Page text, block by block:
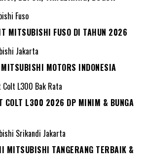
MITSUBISHI FUSO DI TAHUN 2026
MOTORS INDONESIA
COLT L300 2026 DP MINIM & BUNGA
MITSUBISHI TANGERANG TERBAIK &